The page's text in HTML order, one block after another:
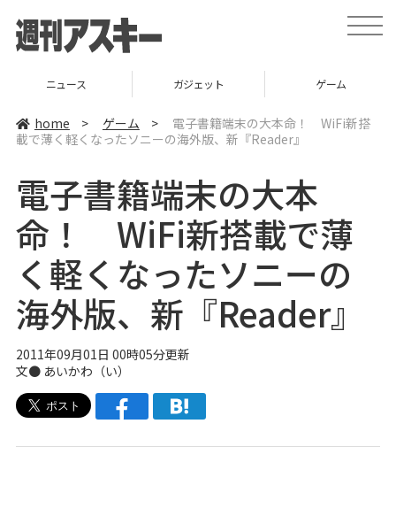
t
o
a
v
ニュース ガジェット ゲーム
home > ゲーム >
電子書籍端末の大本命！ WiFi新搭
載で薄く軽くなったソニーの海外版、新『Reader』
電子書籍端末の大本
命！ WiFi新搭載で薄
く軽くなったソニーの
海外版、新『Reader』
2011年09月01日 00時05分更新
文● あいかわ（い）